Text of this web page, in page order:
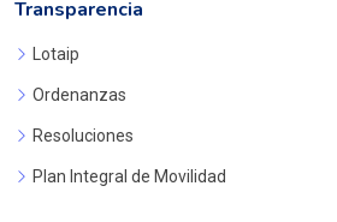
Transparencia
Lotaip
Ordenanzas
Resoluciones
Plan Integral de Movilidad